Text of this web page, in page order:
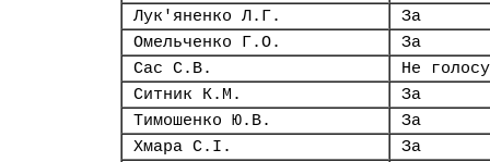
Лук'яненко Л.Г.
За
Омельченко Г.О.
За
Сас С.В.
Не
Ситник К.М.
За
Тимошенко Ю.В.
За
Хмара С.І.
За